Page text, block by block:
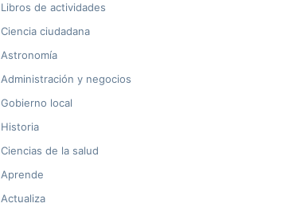
Libros de actividades
Ciencia ciudadana
Astronomía
Administración y negocios
Gobierno local
Historia
Ciencias de la salud
Aprende
Actualiza